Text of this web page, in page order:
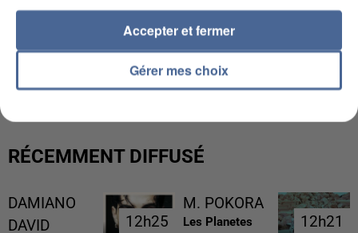
L’UN DES FONDATEURS SUPPOSÉS DE LA DZ
MAFIA INTERPELLÉ EN ALGÉRIE
RÉCEMMENT DIFFUSÉ
DAMIANO
DAVID
12h25
12h25
M. POKORA
Les Planetes 12h21
12h21
Gérer mes choix
Accepter et fermer